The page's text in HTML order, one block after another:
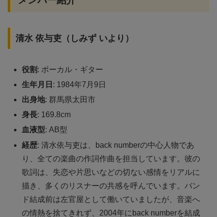
清水 依与吏（しみず いより）
役割 : ボーカル・ギター
生年月日 : 1984年7月9日
出身地: 群馬県太田市
身長: 169.8cm
血液型: AB型
経歴: 清水依与吏は、back numberの中心人物であ
り、全ての楽曲の作詞作曲を担当しています。彼の
歌詞は、失恋や片思いなどの切ない感情をリアルに
描き、多くのリスナーの共感を呼んでいます。バン
ド結成前は左官屋として働いていましたが、音楽へ
の情熱を捨てきれず、2004年にback numberを結成